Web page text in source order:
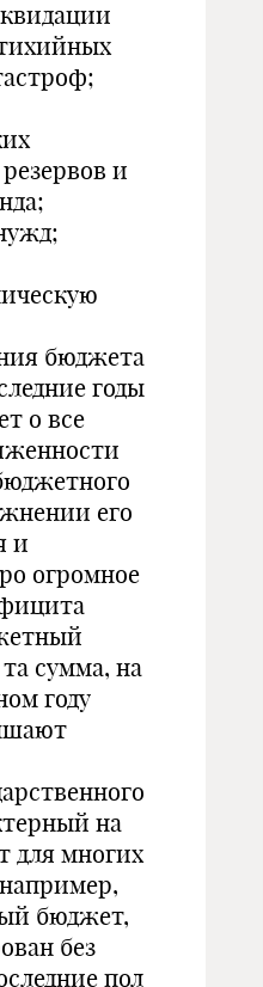
и
бюджета
годы
о все
его
и
огромное
сумма, на
году
на
для многих
бюджет,
без
пол